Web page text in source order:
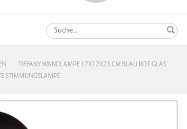
TIFFANY WANDLAMPE 17X12X23 CM BLAU ROT GLAS
STIMMUNGSLAMPE